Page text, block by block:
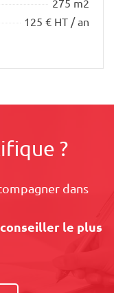
275 m2
125 € HT / an
?
dans
le plus